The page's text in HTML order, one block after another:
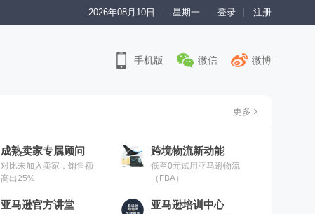
2026年08月10日 星期一 登录 注册
手机版 微信 微博
更多
成熟卖家专属顾问
对比未加入卖家，销售额
高出25%
跨境物流新动能
低至0元试用亚马逊物流
（FBA）
亚马逊官方讲堂 亚马逊培训中心